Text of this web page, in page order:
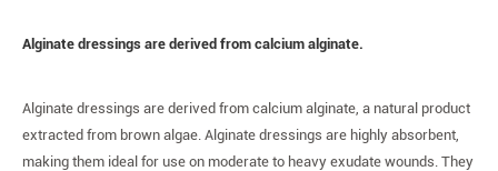
Alginate dressings are derived from calcium alginate.
Alginate dressings are derived from calcium alginate, a natural product
extracted from brown algae. Alginate dressings are highly absorbent,
making them ideal for use on moderate to heavy exudate wounds. They